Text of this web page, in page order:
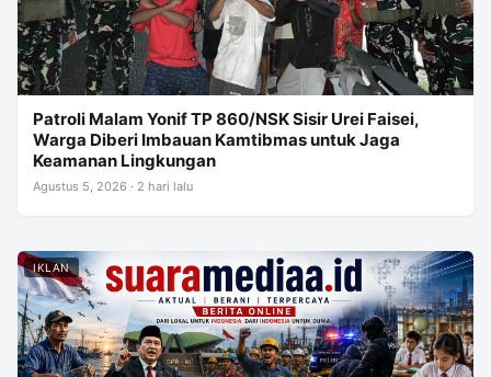
Patroli Malam Yonif TP 860/NSK Sisir Urei Faisei,
Warga Diberi Imbauan Kamtibmas untuk Jaga
Keamanan Lingkungan
Agustus 5, 2026 · 2 hari lalu
IKLAN